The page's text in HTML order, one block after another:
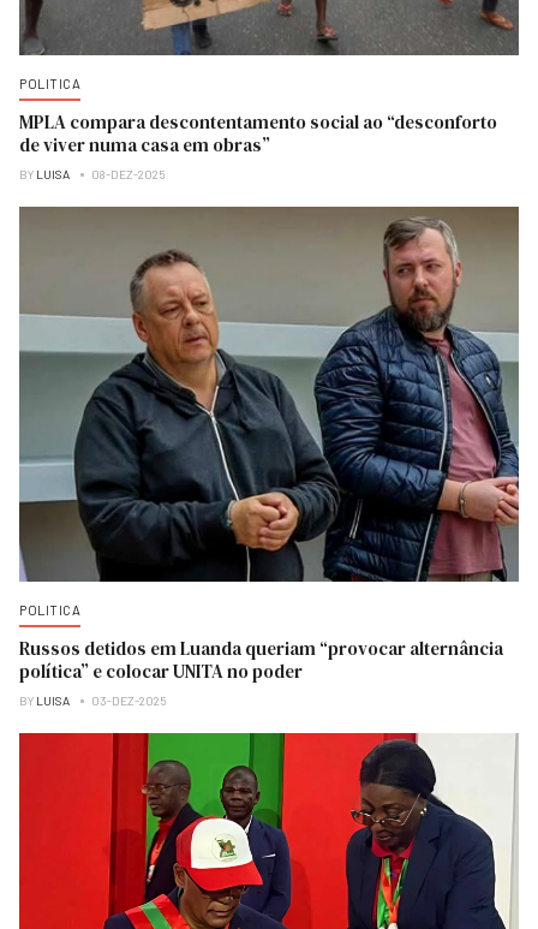
POLITICA
MPLA compara descontentamento social ao “desconforto
de viver numa casa em obras”
BY LUISA 08-DEZ-2025
POLITICA
Russos detidos em Luanda queriam “provocar alternância
política” e colocar UNITA no poder
BY LUISA 03-DEZ-2025